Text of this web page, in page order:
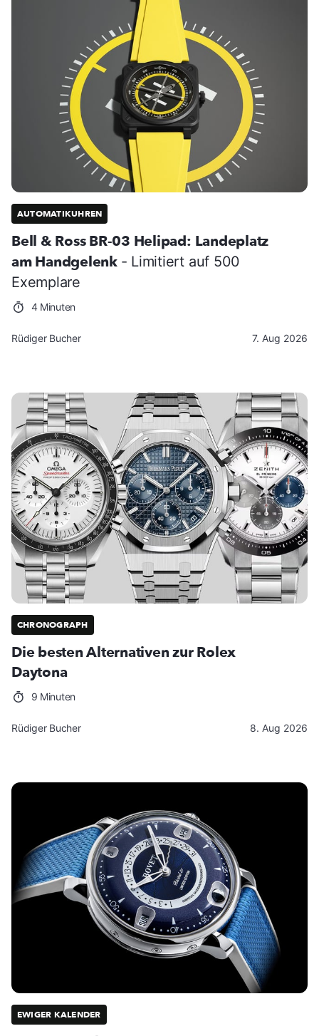
AUTOMATIKUHREN
Bell & Ross BR-03 Helipad: Landeplatz
am Handgelenk - Limitiert auf 500
Exemplare
4 Minuten
Rüdiger Bucher 7. Aug 2026
CHRONOGRAPH
Die besten Alternativen zur Rolex
Daytona
9 Minuten
Rüdiger Bucher 8. Aug 2026
EWIGER KALENDER